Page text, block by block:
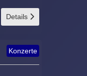
Details
Konzerte